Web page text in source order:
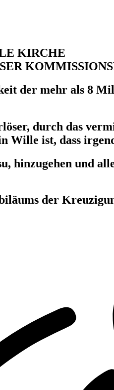
KIRCHE
der mehr als 8
durch das
Wille ist, dass
hinzugehen und
der